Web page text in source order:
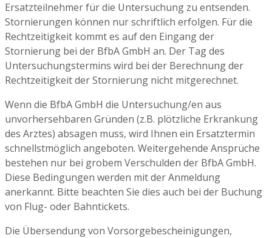
Ersatzteilnehmer für die Untersuchung zu entsenden.
Stornierungen können nur schriftlich erfolgen. Für die
Rechtzeitigkeit kommt es auf den Eingang der
Stornierung bei der BfbA GmbH an. Der Tag des
Untersuchungstermins wird bei der Berechnung der
Rechtzeitigkeit der Stornierung nicht mitgerechnet.
Wenn die BfbA GmbH die Untersuchung/en aus
unvorhersehbaren Gründen (z.B. plötzliche Erkrankung
des Arztes) absagen muss, wird Ihnen ein Ersatztermin
schnellstmöglich angeboten. Weitergehende Ansprüche
bestehen nur bei grobem Verschulden der BfbA GmbH.
Diese Bedingungen werden mit der Anmeldung
anerkannt. Bitte beachten Sie dies auch bei der Buchung
von Flug- oder Bahntickets.
Die Übersendung von Vorsorgebescheinigungen,